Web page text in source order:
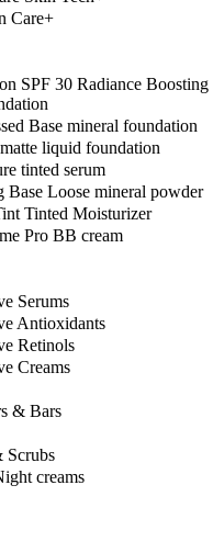
Care+
SPF 30 Radiance Boosting
Base mineral foundation
liquid foundation
tinted serum
Base Loose mineral powder
Tinted Moisturizer
Pro BB cream
Serums
Antioxidants
Retinols
Creams
& Bars
Scrubs
creams